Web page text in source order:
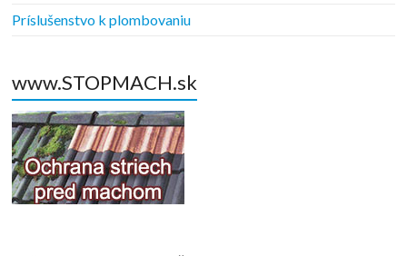
Príslušenstvo k plombovaniu
www.STOPMACH.sk